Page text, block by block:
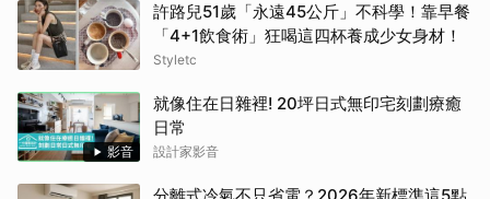
許路兒51歲「永遠45公斤」不科學！靠早餐
「4+1飲食術」狂喝這四杯養成少女身材！
Styletc
影音
就像住在日雜裡! 20坪日式無印宅刻劃療癒
日常
設計家影音